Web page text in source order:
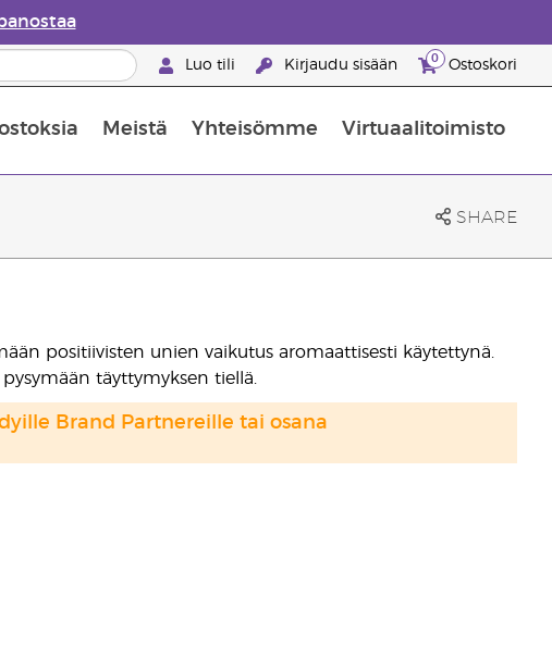
Luo tili Kirjaudu sisään 0 Ostoskori
ostoksia Meistä Yhteisömme Virtuaalitoimisto
SHARE
positiivisten unien vaikutus aromaattisesti käytettynä.
täyttymyksen tiellä.
Brand Partnereille tai osana